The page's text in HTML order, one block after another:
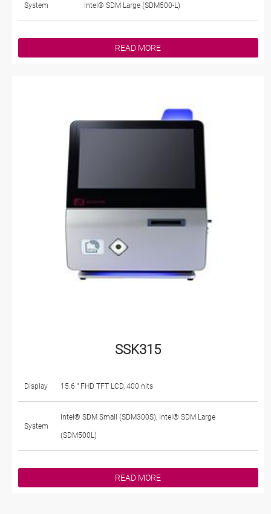
System Intel® SDM Large (SDM500-L)
READ MORE
SSK315
Display 15.6 " FHD TFT LCD, 400 nits
System
Intel® SDM Small (SDM300S), Intel® SDM Large
(SDM500L)
READ MORE